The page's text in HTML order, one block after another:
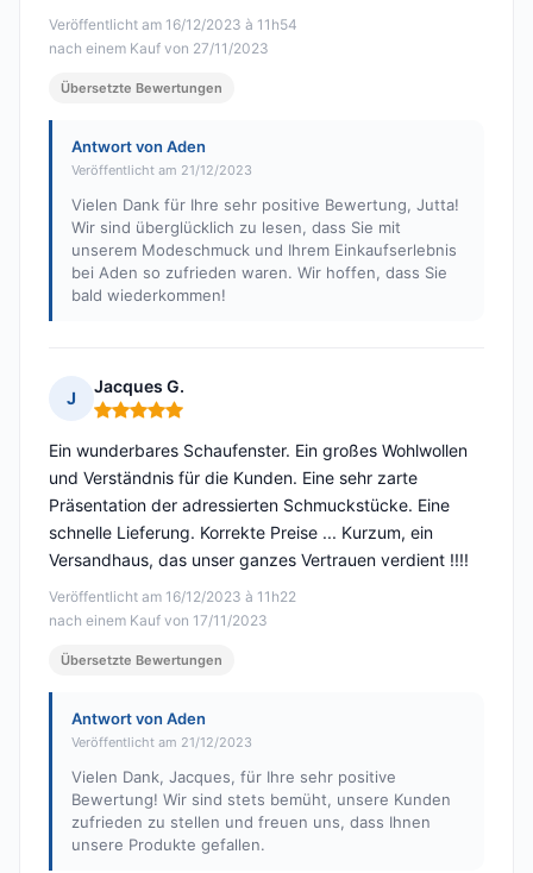
Veröffentlicht am 16/12/2023 à 11h54
nach einem Kauf von 27/11/2023
Übersetzte Bewertungen
Antwort von Aden
Veröffentlicht am 21/12/2023
Vielen Dank für Ihre sehr positive Bewertung, Jutta!
Wir sind überglücklich zu lesen, dass Sie mit
unserem Modeschmuck und Ihrem Einkaufserlebnis
bei Aden so zufrieden waren. Wir hoffen, dass Sie
bald wiederkommen!
J
Jacques G.
Hinweis: 5 von 5
Veröffentlicht am 16/12/2023 à 11h22
nach einem Kauf von 17/11/2023
Ein wunderbares Schaufenster. Ein großes Wohlwollen
und Verständnis für die Kunden. Eine sehr zarte
Präsentation der adressierten Schmuckstücke. Eine
schnelle Lieferung. Korrekte Preise ... Kurzum, ein
Versandhaus, das unser ganzes Vertrauen verdient !!!!
Übersetzte Bewertungen
Antwort von Aden
Veröffentlicht am 21/12/2023
Vielen Dank, Jacques, für Ihre sehr positive
Bewertung! Wir sind stets bemüht, unsere Kunden
zufrieden zu stellen und freuen uns, dass Ihnen
unsere Produkte gefallen.